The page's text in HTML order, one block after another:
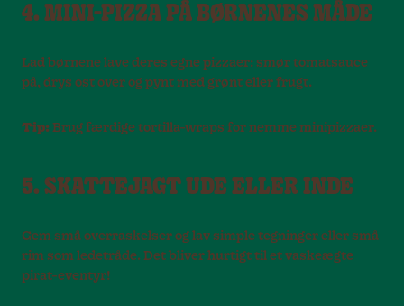
4. MINI-PIZZA PÅ BØRNENES MÅDE
Lad børnene lave deres egne pizzaer: smør tomatsauce
på, drys ost over og pynt med grønt eller frugt.
Tip: Brug færdige tortilla-wraps for nemme minipizzaer.
5. SKATTEJAGT UDE ELLER INDE
Gem små overraskelser og lav simple tegninger eller små
rim som ledetråde. Det bliver hurtigt til et vaskeægte
pirat-eventyr!